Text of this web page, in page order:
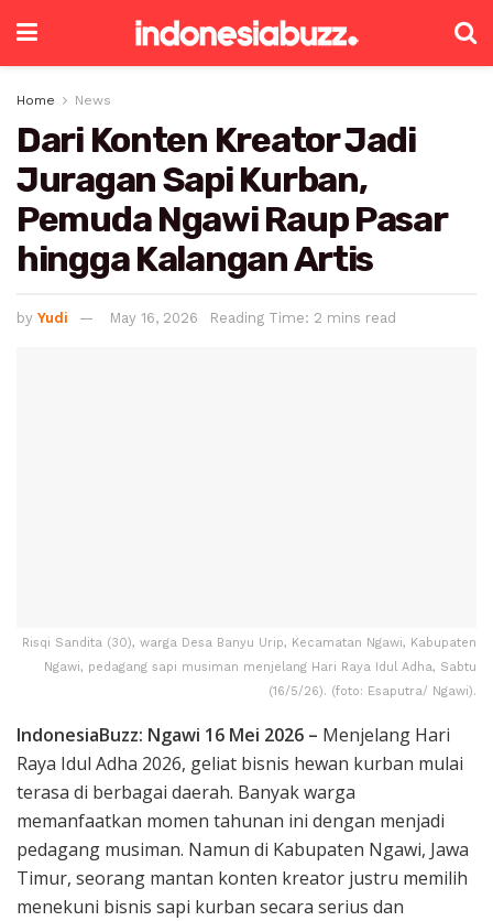
Home News
Dari Konten Kreator Jadi
Juragan Sapi Kurban,
Pemuda Ngawi Raup Pasar
hingga Kalangan Artis
by Yudi May 16, 2026 Reading Time: 2 mins read
Risqi Sandita (30), warga Desa Banyu Urip, Kecamatan Ngawi, Kabupaten
Ngawi, pedagang sapi musiman menjelang Hari Raya Idul Adha, Sabtu
(16/5/26). (foto: Esaputra/ Ngawi).
IndonesiaBuzz: Ngawi 16 Mei 2026 – Menjelang Hari
Raya Idul Adha 2026, geliat bisnis hewan kurban mulai
terasa di berbagai daerah. Banyak warga
memanfaatkan momen tahunan ini dengan menjadi
pedagang musiman. Namun di Kabupaten Ngawi, Jawa
Timur, seorang mantan konten kreator justru memilih
menekuni bisnis sapi kurban secara serius dan